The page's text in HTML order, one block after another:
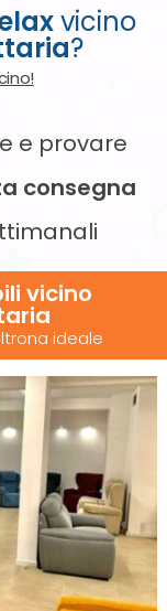
vicino
?
e provare
consegna
vicino
ideale